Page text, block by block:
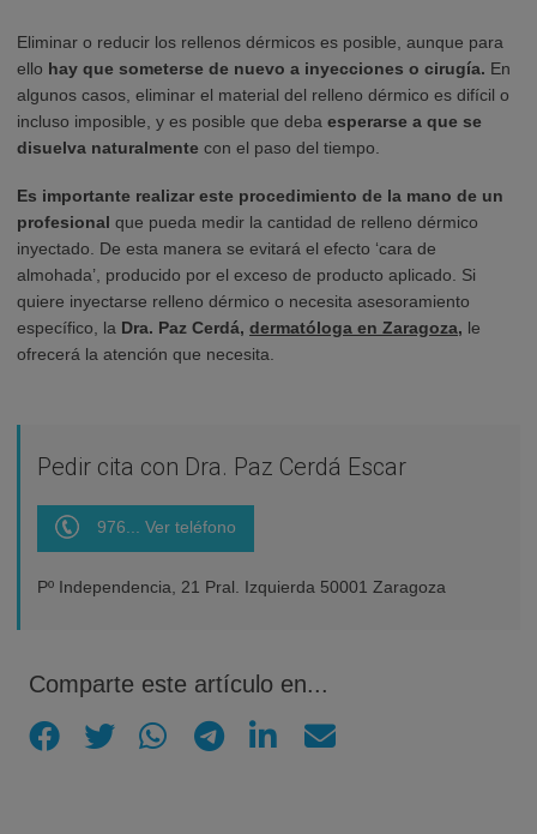
Eliminar o reducir los rellenos dérmicos es posible, aunque para
ello hay que someterse de nuevo a inyecciones o cirugía. En
algunos casos, eliminar el material del relleno dérmico es difícil o
incluso imposible, y es posible que deba esperarse a que se
disuelva naturalmente con el paso del tiempo.
Es importante realizar este procedimiento de la mano de un
profesional que pueda medir la cantidad de relleno dérmico
inyectado. De esta manera se evitará el efecto ‘cara de
almohada’, producido por el exceso de producto aplicado. Si
quiere inyectarse relleno dérmico o necesita asesoramiento
específico, la Dra. Paz Cerdá, dermatóloga en Zaragoza, le
ofrecerá la atención que necesita.
Pedir cita con Dra. Paz Cerdá Escar
976... Ver teléfono
Pº Independencia, 21 Pral. Izquierda 50001 Zaragoza
Comparte este artículo en...